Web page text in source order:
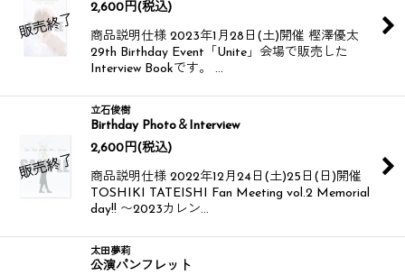
2,600 円(税込)
商品説明仕様 2023年1月28日(土)開催 樫澤優太
29th Birthday Event「Unite」会場で販売した
Interview Bookです。 …
立石俊樹
Birthday Photo＆Interview
2,600 円(税込)
商品説明仕様 2022年12月24日(土)25日(日)開催
TOSHIKI TATEISHI Fan Meeting vol.2 Memorial
day!! 〜2023カレン…
太田夢莉
公演パンフレット